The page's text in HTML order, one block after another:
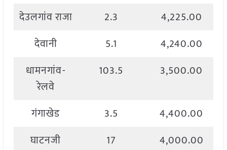
देउलगांव राजा
2.3
4,225.00
देवानी
5.1
4,240.00
धामनगांव-
रेलवे
103.5 3,500.00
गंगाखेड 3.5
4,400.00
घाटनजी
17
4,000.00